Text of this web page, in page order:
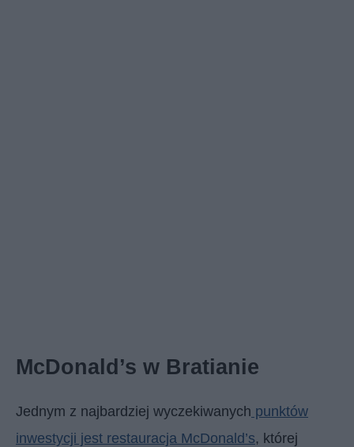
McDonald’s w Bratianie
Jednym z najbardziej wyczekiwanych punktów
inwestycji jest restauracja McDonald’s, której